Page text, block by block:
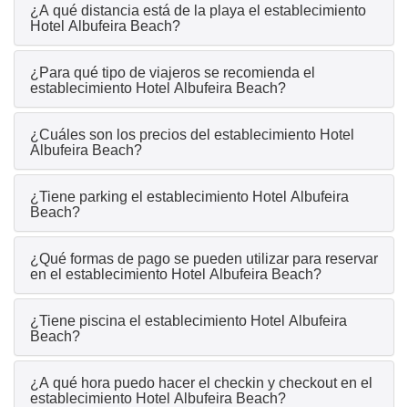
¿A qué distancia está de la playa el establecimiento
Hotel Albufeira Beach?
¿Para qué tipo de viajeros se recomienda el
establecimiento Hotel Albufeira Beach?
¿Cuáles son los precios del establecimiento Hotel
Albufeira Beach?
¿Tiene parking el establecimiento Hotel Albufeira
Beach?
¿Qué formas de pago se pueden utilizar para reservar
en el establecimiento Hotel Albufeira Beach?
¿Tiene piscina el establecimiento Hotel Albufeira
Beach?
¿A qué hora puedo hacer el checkin y checkout en el
establecimiento Hotel Albufeira Beach?